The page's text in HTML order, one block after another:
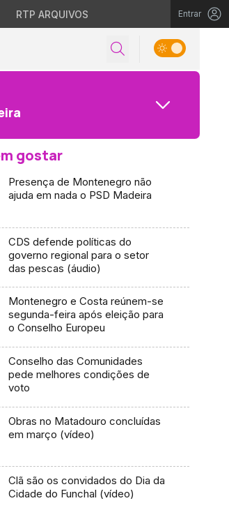
RTP ARQUIVOS Entrar
gostar
Presença de Montenegro não
ajuda em nada o PSD Madeira
CDS defende políticas do
governo regional para o setor
das pescas (áudio)
Montenegro e Costa reúnem-se
segunda-feira após eleição para
o Conselho Europeu
Conselho das Comunidades
pede melhores condições de
voto
Obras no Matadouro concluídas
em março (vídeo)
Clã são os convidados do Dia da
Cidade do Funchal (vídeo)